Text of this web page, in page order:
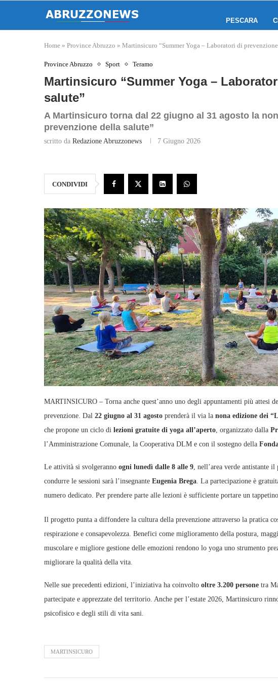
PESCARA
Home » Province Abruzzo » Martinsicuro “Summer Yoga – Laboratori di
Province Abruzzo Sport Teramo
Martinsicuro “Summer Yoga –
salute”
A Martinsicuro torna dal 22 giugno al 31 agosto la
prevenzione della salute”
scritto da Redazione Abruzzonews 7 Giugno 2026
CONDIVIDI
MARTINSICURO – Torna anche quest’anno uno degli appuntamenti più attesi
prevenzione. Dal 22 giugno al 31 agosto prenderà il via la nona edizione dei
che propone un ciclo di lezioni gratuite di yoga all’aperto , organizzato dalla
l’Amministrazione Comunale, la Cooperativa DLM e con il sostegno della
Le attività si svolgeranno ogni lunedì dalle 8 alle 9 , nell’area verde antistante
condurre le sessioni sarà l’insegnante Eugenia Brega . La partecipazione è
numero dedicato. Per prendere parte alle lezioni è sufficiente portare un
Il progetto punta a diffondere la cultura della prevenzione attraverso la pratica
respirazione e consapevolezza. Benefici come miglioramento della postura,
muscolare e migliore gestione delle emozioni rendono lo yoga uno strumento
migliorare la qualità della vita.
Nelle sue precedenti edizioni, l’iniziativa ha coinvolto oltre 3.200 persone tra
partecipate e apprezzate del territorio. Anche per l’estate 2026, Martinsicuro
psicofisico e degli stili di vita sani.
MARTINSICURO